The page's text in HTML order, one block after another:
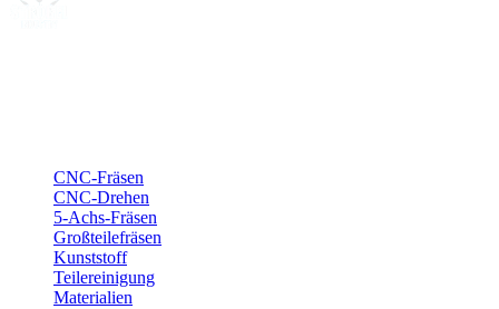
CNC-Fräsen
CNC-Drehen
5-Achs-Fräsen
Großteilefräsen
Kunststoff
Teilereinigung
Materialien